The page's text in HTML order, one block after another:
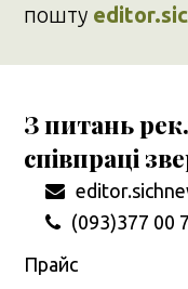
пошту
З питань
співпраці
(093)377 00
Прайс